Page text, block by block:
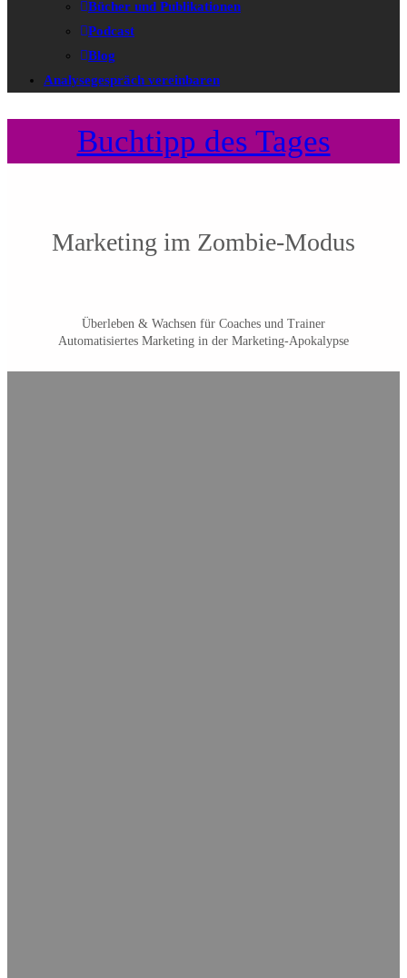
Bücher und Publikationen
Podcast
Blog
Analysegespräch vereinbaren
Buchtipp des Tages
Marketing im Zombie-Modus
Überleben & Wachsen für Coaches und Trainer
Automatisiertes Marketing in der Marketing-Apokalypse